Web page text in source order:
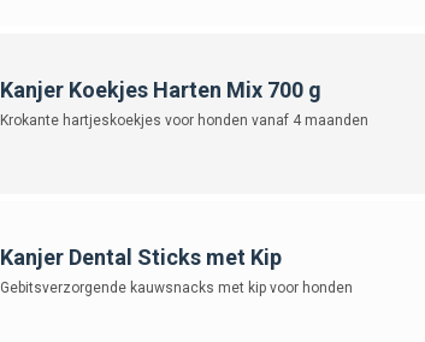
Kanjer Koekjes Harten Mix 700 g
Krokante hartjeskoekjes voor honden vanaf 4 maanden
Kanjer Dental Sticks met Kip
Gebitsverzorgende kauwsnacks met kip voor honden